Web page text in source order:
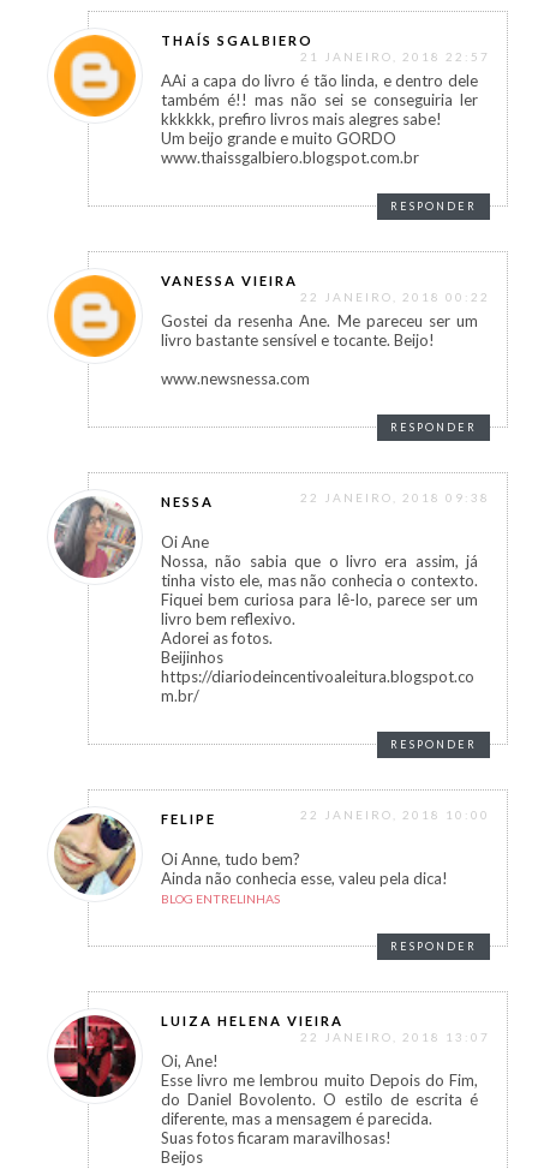
THAÍS SGALBIERO
21 JANEIRO, 2018 22:57
AAi a capa do livro é tão linda, e dentro dele
também é!! mas não sei se conseguiria ler
kkkkkk, prefiro livros mais alegres sabe!
Um beijo grande e muito GORDO
www.thaissgalbiero.blogspot.com.br
RESPONDER
VANESSA VIEIRA
22 JANEIRO, 2018 00:22
Gostei da resenha Ane. Me pareceu ser um
livro bastante sensível e tocante. Beijo!
www.newsnessa.com
RESPONDER
NESSA 22 JANEIRO, 2018 09:38
Oi Ane
Nossa, não sabia que o livro era assim, já
tinha visto ele, mas não conhecia o contexto.
Fiquei bem curiosa para lê-lo, parece ser um
livro bem reflexivo.
Adorei as fotos.
Beijinhos
https://diariodeincentivoaleitura.blogspot.co
m.br/
RESPONDER
FELIPE 22 JANEIRO, 2018 10:00
Oi Anne, tudo bem?
Ainda não conhecia esse, valeu pela dica!
BLOG ENTRELINHAS
RESPONDER
LUIZA HELENA VIEIRA
22 JANEIRO, 2018 13:07
Oi, Ane!
Esse livro me lembrou muito Depois do Fim,
do Daniel Bovolento. O estilo de escrita é
diferente, mas a mensagem é parecida.
Suas fotos ficaram maravilhosas!
Beijos